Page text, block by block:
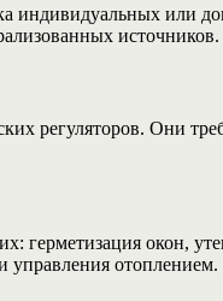
индивидуальных или
источников.
регуляторов. Они
герметизация окон,
управления отоплением.